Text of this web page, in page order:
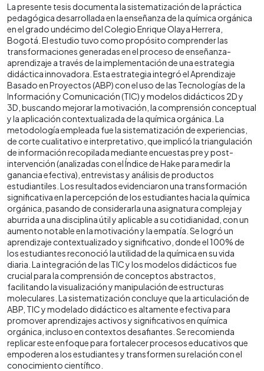
La presente tesis documenta la sistematización de la práctica
pedagógica desarrollada en la enseñanza de la química orgánica
en el grado undécimo del Colegio Enrique Olaya Herrera,
Bogotá. El estudio tuvo como propósito comprender las
transformaciones generadas en el proceso de enseñanza-
aprendizaje a través de la implementación de una estrategia
didáctica innovadora. Esta estrategia integró el Aprendizaje
Basado en Proyectos (ABP) con el uso de las Tecnologías de la
Información y Comunicación (TIC) y modelos didácticos 2D y
3D, buscando mejorar la motivación, la comprensión conceptual
y la aplicación contextualizada de la química orgánica. La
metodología empleada fue la sistematización de experiencias,
de corte cualitativo e interpretativo, que implicó la triangulación
de información recopilada mediante encuestas pre y post-
intervención (analizadas con el Índice de Hake para medir la
ganancia efectiva), entrevistas y análisis de productos
estudiantiles. Los resultados evidenciaron una transformación
significativa en la percepción de los estudiantes hacia la química
orgánica, pasando de considerarla una asignatura compleja y
aburrida a una disciplina útil y aplicable a su cotidianidad, con un
aumento notable en la motivación y la empatía. Se logró un
aprendizaje contextualizado y significativo, donde el 100% de
los estudiantes reconoció la utilidad de la química en su vida
diaria. La integración de las TIC y los modelos didácticos fue
crucial para la comprensión de conceptos abstractos,
facilitando la visualización y manipulación de estructuras
moleculares. La sistematización concluye que la articulación de
ABP, TIC y modelado didáctico es altamente efectiva para
promover aprendizajes activos y significativos en química
orgánica, incluso en contextos desafiantes. Se recomienda
replicar este enfoque para fortalecer procesos educativos que
empoderen a los estudiantes y transformen su relación con el
conocimiento científico.